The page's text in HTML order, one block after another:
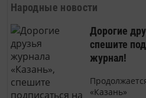
Народные новости
Дорогие
спешите
журнал!
«Казань»